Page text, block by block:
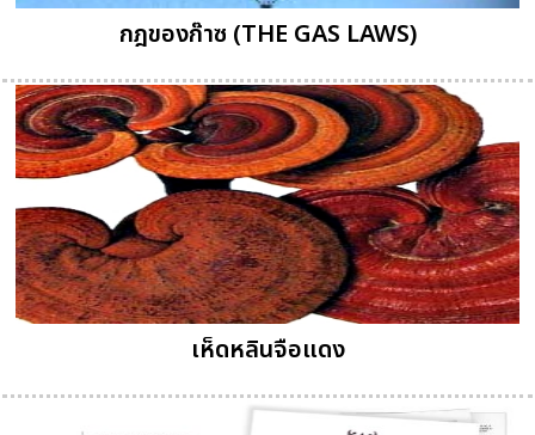
กฎของก๊าซ (THE GAS LAWS)
เห็ดหลินจือแดง